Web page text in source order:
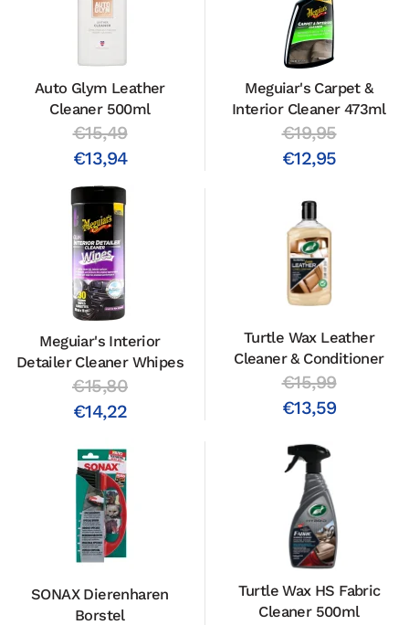
Auto Glym Leather
Cleaner 500ml
€15,49
€13,94
Meguiar's Carpet &
Interior Cleaner 473ml
€19,95
€12,95
Meguiar's Interior
Detailer Cleaner Whipes
€15,80
€14,22
Turtle Wax Leather
Cleaner & Conditioner
€15,99
€13,59
SONAX Dierenharen
Borstel
Turtle Wax HS Fabric
Cleaner 500ml